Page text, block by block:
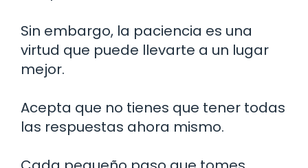
Sin embargo, la paciencia es una
virtud que puede llevarte a un lugar
mejor.
Acepta que no tienes que tener todas
las respuestas ahora mismo.